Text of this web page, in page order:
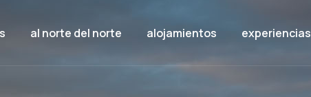
al norte del norte alojamientos experiencias